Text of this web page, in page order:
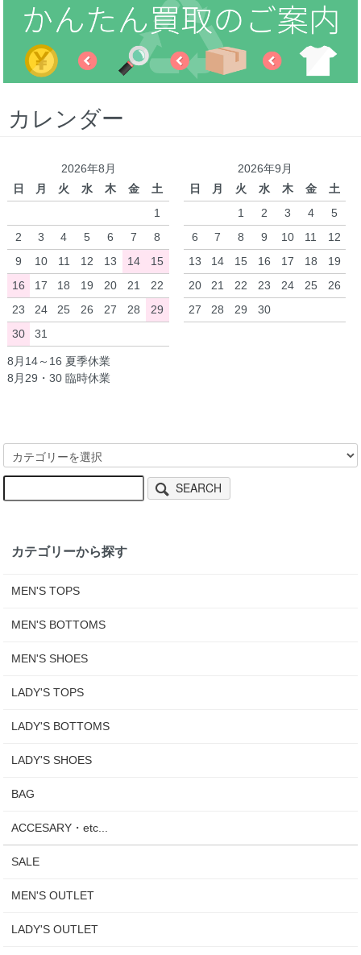
カレンダー
2026年8月
日
月 火 水 木 金
土
1
2
3 4 5 6 7
8
9
10 11 12 13 14
15
16
17 18 19 20 21
22
23
24 25 26 27 28
29
30
31
2026年9月
日
月 火 水 木 金
土
1
2 3 4
5
6
7 8 9 10 11
12
13
14 15 16 17 18
19
20
21 22 23 24 25
26
27
28 29 30
8月14～16 夏季休業
8月29・30 臨時休業
SEARCH
カテゴリーから探す
MEN'S TOPS
MEN'S BOTTOMS
MEN'S SHOES
LADY'S TOPS
LADY'S BOTTOMS
LADY'S SHOES
BAG
ACCESARY・etc...
SALE
MEN'S OUTLET
LADY'S OUTLET